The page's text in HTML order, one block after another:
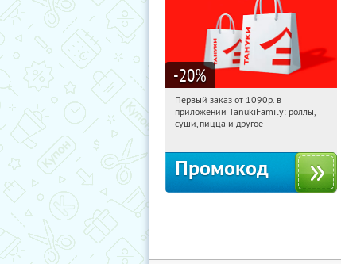
-20%
04:08:58 Получили:
Россия
Первый заказ от 1090р. в
приложении TanukiFamily: роллы,
суши, пицца и другое
Промокод